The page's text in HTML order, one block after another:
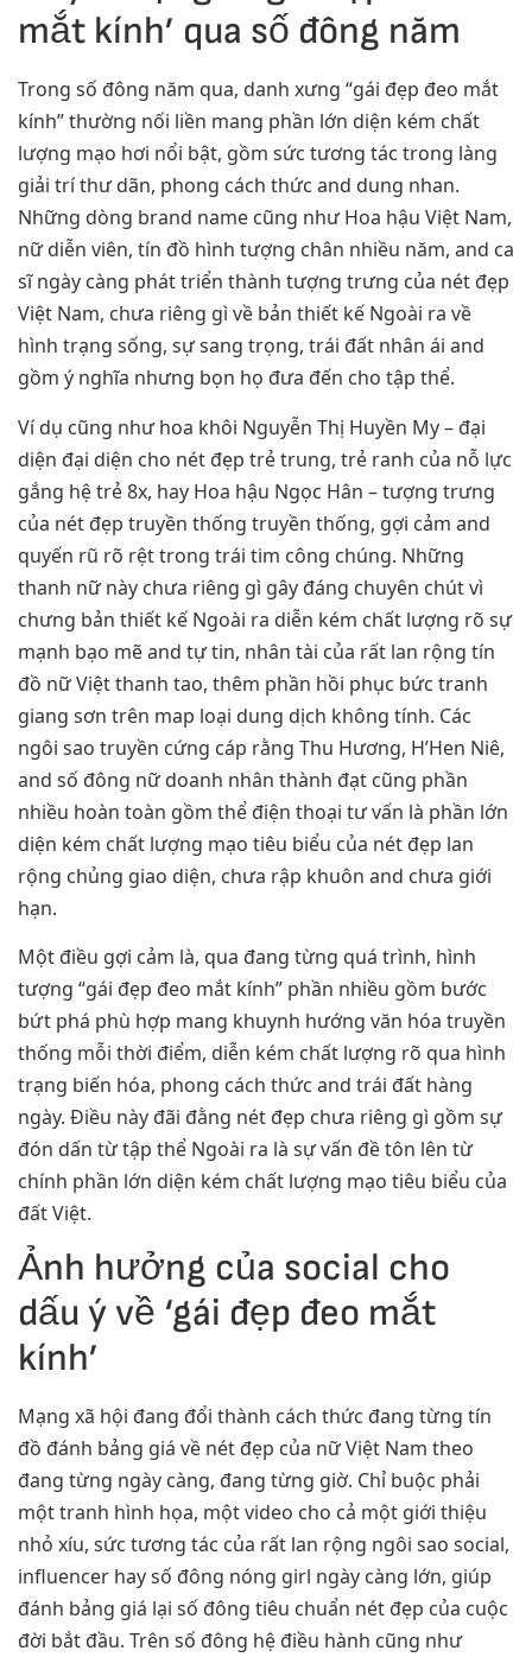
mắt kính’ qua số đông năm
Trong số đông năm qua, danh xưng “gái đẹp đeo mắt
kính” thường nối liền mang phần lớn diện kém chất
lượng mạo hơi nổi bật, gồm sức tương tác trong làng
giải trí thư dãn, phong cách thức and dung nhan.
Những dòng brand name cũng như Hoa hậu Việt Nam,
nữ diễn viên, tín đồ hình tượng chân nhiều năm, and ca
sĩ ngày càng phát triển thành tượng trưng của nét đẹp
Việt Nam, chưa riêng gì về bản thiết kế Ngoài ra về
hình trạng sống, sự sang trọng, trái đất nhân ái and
gồm ý nghĩa nhưng bọn họ đưa đến cho tập thể.
Ví dụ cũng như hoa khôi Nguyễn Thị Huyền My – đại
diện đại diện cho nét đẹp trẻ trung, trẻ ranh của nỗ lực
gắng hệ trẻ 8x, hay Hoa hậu Ngọc Hân – tượng trưng
của nét đẹp truyền thống truyền thống, gợi cảm and
quyến rũ rõ rệt trong trái tim công chúng. Những
thanh nữ này chưa riêng gì gây đáng chuyên chút vì
chưng bản thiết kế Ngoài ra diễn kém chất lượng rõ sự
mạnh bạo mẽ and tự tin, nhân tài của rất lan rộng tín
đồ nữ Việt thanh tao, thêm phần hồi phục bức tranh
giang sơn trên map loại dung dịch không tính. Các
ngôi sao truyền cứng cáp rằng Thu Hương, H’Hen Niê,
and số đông nữ doanh nhân thành đạt cũng phần
nhiều hoàn toàn gồm thể điện thoại tư vấn là phần lớn
diện kém chất lượng mạo tiêu biểu của nét đẹp lan
rộng chủng giao diện, chưa rập khuôn and chưa giới
hạn.
Một điều gợi cảm là, qua đang từng quá trình, hình
tượng “gái đẹp đeo mắt kính” phần nhiều gồm bước
bứt phá phù hợp mang khuynh hướng văn hóa truyền
thống mỗi thời điểm, diễn kém chất lượng rõ qua hình
trạng biến hóa, phong cách thức and trái đất hàng
ngày. Điều này đãi đằng nét đẹp chưa riêng gì gồm sự
đón dấn từ tập thể Ngoài ra là sự vấn đề tôn lên từ
chính phần lớn diện kém chất lượng mạo tiêu biểu của
đất Việt.
Ảnh hưởng của social cho
dấu ý về ‘gái đẹp đeo mắt
kính’
Mạng xã hội đang đổi thành cách thức đang từng tín
đồ đánh bảng giá về nét đẹp của nữ Việt Nam theo
đang từng ngày càng, đang từng giờ. Chỉ buộc phải
một tranh hình họa, một video cho cả một giới thiệu
nhỏ xíu, sức tương tác của rất lan rộng ngôi sao social,
influencer hay số đông nóng girl ngày càng lớn, giúp
đánh bảng giá lại số đông tiêu chuẩn nét đẹp của cuộc
đời bắt đầu. Trên số đông hệ điều hành cũng như